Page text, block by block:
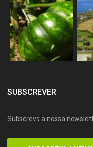
SUBSCREVER
Subscreva a nossa